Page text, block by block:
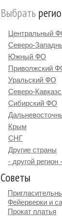
Выбрать
Центральный
Северо-
Южный ФО
Приволжский
Уральский ФО
Северо-
Сибирский ФО
Крым
СНГ
Другие страны
- другой регион -
Советы
Фейерверки и
Прокат платья